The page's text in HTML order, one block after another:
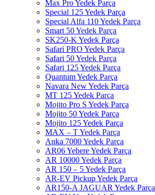
Max Pro Yedek Parça
Special 125 Yedek Parça
Special Alfa 110 Yedek Parça
Smart 50 Yedek Parça
SK250-K Yedek Parça
Safari PRO Yedek Parça
Safari 50 Yedek Parça
Safari 125 Yedek Parça
Quantum Yedek Parça
Navara New Yedek Parça
MT 125 Yedek Parça
Mojito Pro S Yedek Parça
Mojito 50 Yedek Parça
Mojito 125 Yedek Parça
MAX – T Yedek Parça
Anka 7000 Yedek Parça
AR06 Yebere Yedek Parça
AR 10000 Yedek Parça
AR 150 – 5 Yedek Parça
AR-EV Pickup Yedek Parça
AR150-A JAGUAR Yedek Parça